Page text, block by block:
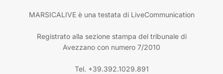
MARSICALIVE è una testata di LiveCommunication
Registrato alla sezione stampa del tribunale di
Avezzano con numero 7/2010
Tel. +39.392.1029.891